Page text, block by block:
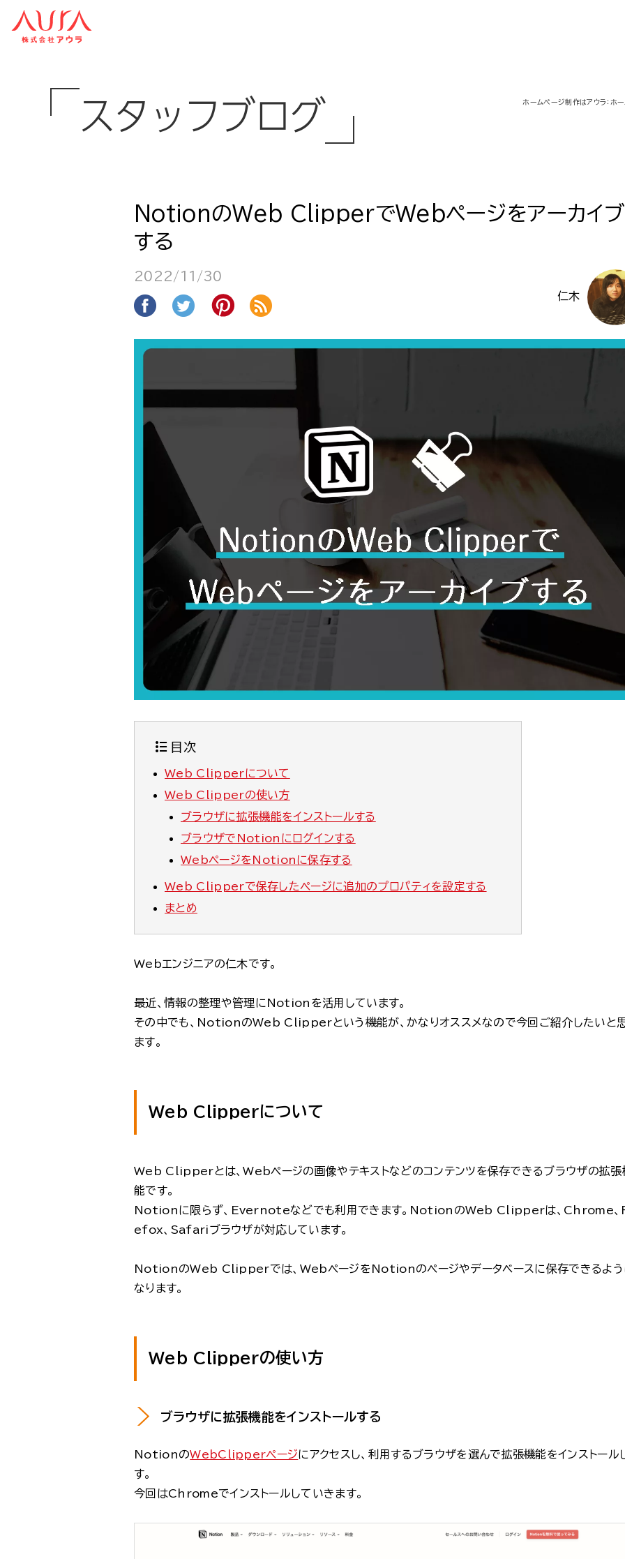
スタッフブログ ホームページ制作はアウラ：ホ
NotionのWeb ClipperでWebページをアーカイブ
する
仁木
2022/11/30
目次
Web Clipperについて
Web Clipperの使い方
ブラウザに拡張機能をインストールする
ブラウザでNotionにログインする
WebページをNotionに保存する
Web Clipperで保存したページに追加のプロパティを設定する
まとめ
Webエンジニアの仁木です。
最近、情報の整理や管理にNotionを活用しています。
その中でも、NotionのWeb Clipperという機能が、かなりオススメなので今回ご紹介したいと
ます。
Web Clipperについて
Web Clipperとは、Webページの画像やテキストなどのコンテンツを保存できるブラウザの拡張
能です。
Notionに限らず、Evernoteなどでも利用できます。NotionのWeb Clipperは、Chrome
efox、Safariブラウザが対応しています。
NotionのWeb Clipperでは、WebページをNotionのページやデータベースに保存できるよう
なります。
Web Clipperの使い方
ブラウザに拡張機能をインストールする
NotionのWebClipperページにアクセスし、利用するブラウザを選んで拡張機能をインストール
す。
今回はChromeでインストールしていきます。